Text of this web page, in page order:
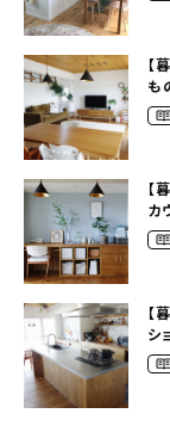
【
も
叶
【
カ
ン
【
シ
え